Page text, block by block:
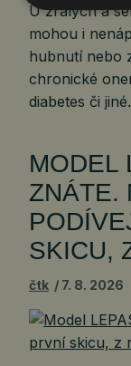
U zralých a
mohou i
hubnutí nebo
chronické
diabetes či
MODEL
ZNÁTE.
SKICU,
čtk 7. 8. 2026